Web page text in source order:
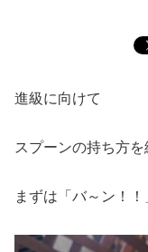
進級に向けて
スプーンの持ち方
まずは「バ～ン！